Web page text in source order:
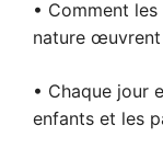
• Comment
nature
• Chaque jour
enfants et les